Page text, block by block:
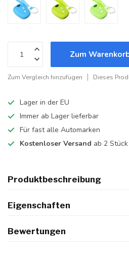
Zum
Zum Vergleich hinzufügen Dieses
Lager in der EU
Immer ab Lager lieferbar
Für fast alle Automarken
Kostenloser Versand ab 2 Stück
Produktbeschreibung
Eigenschaften
Bewertungen